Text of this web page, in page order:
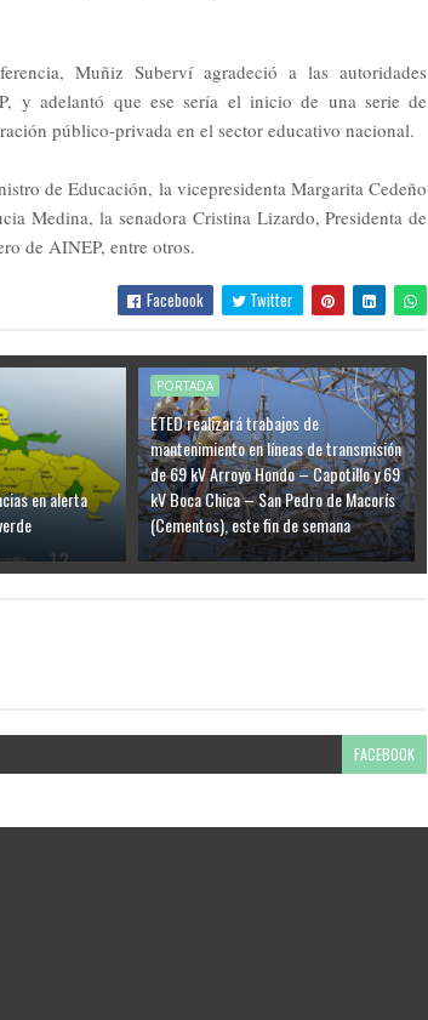
Muñiz Suberví agradeció a las autoridades
y adelantó que ese sería el inicio de una serie de
público-privada en el sector educativo nacional.
de Educación, la vicepresidenta Margarita Cedeño
Medina, la senadora Cristina Lizardo, Presidenta de
de AINEP, entre otros.
Facebook Twitter
en alerta
PORTADA
ETED realizará trabajos de
mantenimiento en líneas de transmisión
de 69 kV Arroyo Hondo – Capotillo y 69
kV Boca Chica – San Pedro de Macorís
(Cementos), este fin de semana
FACEBOOK